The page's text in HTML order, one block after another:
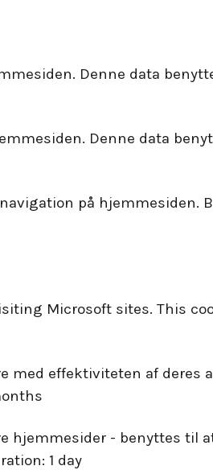
Denne data
Denne data
på hjemmesiden.
Microsoft sites. This
effektiviteten af deres
hjemmesider - benyttes til
1 day